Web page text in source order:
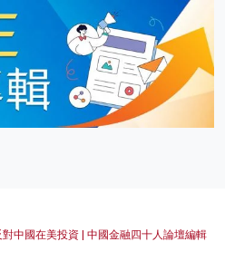
中國在美投資 | 中國金融四十人論壇編輯